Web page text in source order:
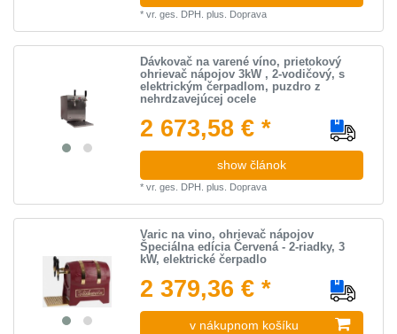
*vr. ges. DPH. plus. Doprava
Dávkovač na varené víno, prietokový
ohrievač nápojov 3kW , 2-vodičový, s
elektrickým čerpadlom, puzdro z
nehrdzavejúcej ocele
2 673,58 € *
show článok
*vr. ges. DPH. plus. Doprava
Varic na vino, ohrievač nápojov
Špeciálna edícia Červená - 2-riadky, 3
kW, elektrické čerpadlo
2 379,36 € *
v nákupnom košíku